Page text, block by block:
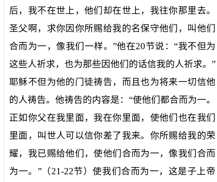
后，我不在世上，他们却在世上，我往你那里去。
圣父啊，求你因你所赐给我的名保守他们，叫他们
合而为一，像我们一样。”他在20节说：“我不但为
这些人祈求，也为那些因他们的话信我的人祈求。”
耶稣不但为他的门徒祷告，而且也为将来一切信他
的人祷告。他祷告的内容是：“使他们都合而为一。
正如你父在我里面，我在你里面，使他们也在我们
里面，叫世人可以信你差了我来。你所赐给我的荣
耀，我已赐给他们，使他们合而为一，像我们合而
为一。”（21-22节）使我们合而为一，这是子上帝